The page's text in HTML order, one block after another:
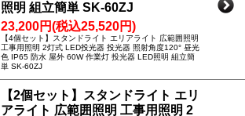
照明 組立簡単 SK-60ZJ
23,200円(税込25,520円)
【4個セット】スタンドライト エリアライト 広範囲照明
工事用照明 2灯式 LED投光器 投光器 照射角度120° 昼光
色 IP65 防水 屋外 60W 作業灯 投光器 LED照明 組立簡
単 SK-60ZJ
【2個セット】スタンドライト エリ
アライト 広範囲照明 工事用照明 2